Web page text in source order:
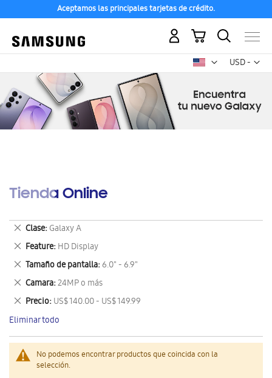
Aceptamos las principales tarjetas de crédito.
USD -
dólar
Mi carrito
Tienda Online
No podemos encontrar productos que coincida con la
selección.
Clase Galaxy A
Eliminar
este
artículo
Feature HD Display
Eliminar
este
artículo
Tamaño de pantalla 6.0" - 6.9"
Eliminar
este
artículo
Camara 24MP o más
Eliminar
este
artículo
Precio US$ 140.00 - US$ 149.99
Eliminar
este
artículo
Eliminar todo